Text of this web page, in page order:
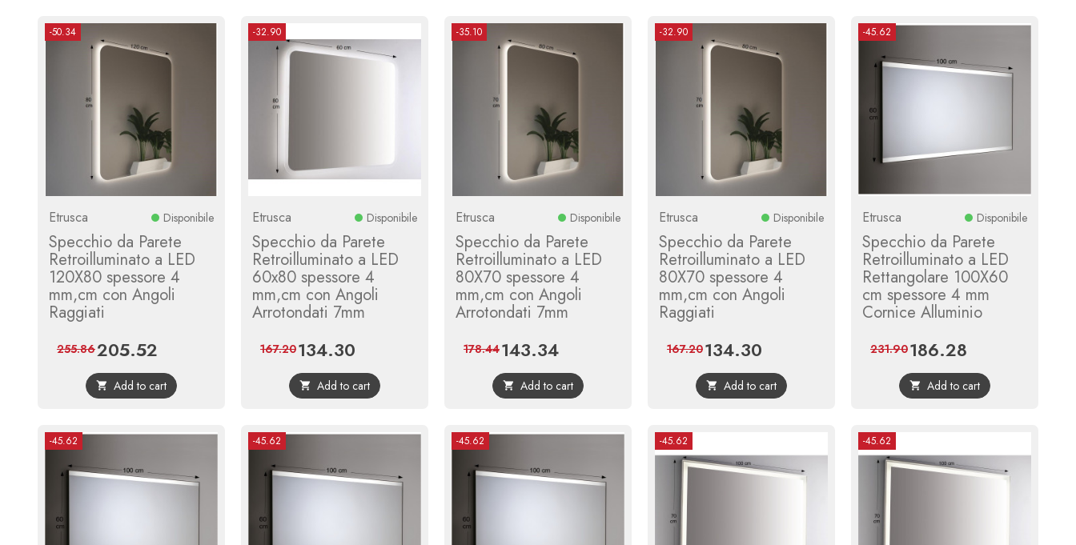
-50.34
Etrusca Disponibile
Specchio da Parete
Retroilluminato a LED
120X80 spessore 4
mm,cm con Angoli
Raggiati
Price
205.52
price
255.86
 Add to cart
-32.90
Etrusca Disponibile
Specchio da Parete
Retroilluminato a LED
60x80 spessore 4
mm,cm con Angoli
Arrotondati 7mm
Price
134.30
price
167.20
 Add to cart
-35.10
Etrusca Disponibile
Specchio da Parete
Retroilluminato a LED
80X70 spessore 4
mm,cm con Angoli
Arrotondati 7mm
Price
143.34Regular
price
178.44
 Add to cart
-32.90
Etrusca Disponibile
Specchio da Parete
Retroilluminato a LED
80X70 spessore 4
mm,cm con Angoli
Raggiati
Price
134.30
price
167.20
 Add to cart
-45.62
Etrusca Disponibile
Specchio da Parete
Retroilluminato a LED
Rettangolare 100X60
cm spessore 4 mm
Cornice Alluminio
Price
186.28
price
231.90
 Add to cart
-45.62 -45.62 -45.62 -45.62 -45.62